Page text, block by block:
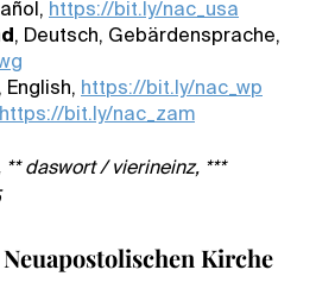
https://bit.ly/nac_usa
, Deutsch, Gebärdensprache,
, English, https://bit.ly/nac_wp
https://bit.ly/nac_zam
daswort / vierineinz, ***
Kirche